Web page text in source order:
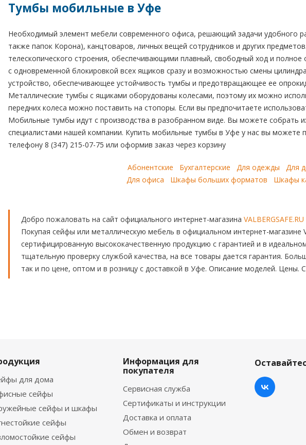
Тумбы мобильные в Уфе
Необходимый элемент мебели современного офиса, решающий задачи удобного
также папок Корона), канцтоваров, личных вещей сотрудников и других
телескопического строения, обеспечивающими плавный, свободный ход и
с одновременной блокировкой всех ящиков сразу и возможностью смены
устройство, обеспечивающее устойчивость тумбы и предотвращающее ее
Металлические тумбы с ящиками оборудованы колесами, поэтому их можно
передних колеса можно поставить на стопоры. Если вы предпочитаете
Мобильные тумбы идут с производства в разобранном виде. Вы можете собрать
специалистами нашей компании. Купить мобильные тумбы в Уфе у нас вы можете
телефону 8 (347) 215-07-75 или оформив заказ через корзину
Абонентские Бухгалтерские Для одежды Для
Для офиса
Шкафы больших форматов Шкафы
Добро пожаловать на сайт официального интернет-магазина VALBERGSAFE.RU
Покупая сейфы или металлическую мебель в официальном интернет-
сертифицированную высококачественную продукцию с гарантией и в
тщательную проверку службой качества, на все товары дается гарантия.
так и по цене, оптом и в розницу с доставкой в Уфе. Описание моделей. Цены.
для дома
сейфы
сейфы и шкафы
сейфы
сейфы
Информация для
покупателя
Сервисная служба
Сертификаты и инструкции
Доставка и оплата
Обмен и возврат